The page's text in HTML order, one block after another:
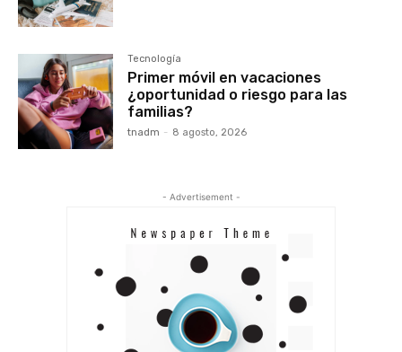
Tecnología
Primer móvil en vacaciones
¿oportunidad o riesgo para las
familias?
tnadm - 8 agosto, 2026
- Advertisement -